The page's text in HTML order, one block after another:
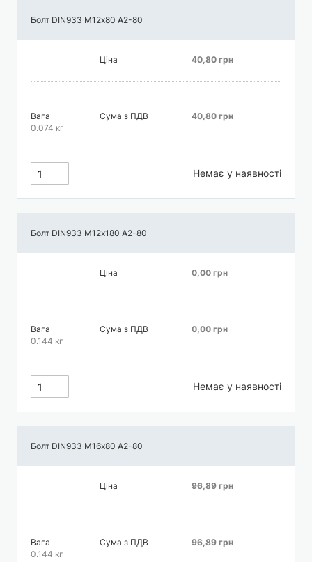
Болт DIN933 М12х80 А2-80
Ціна 40,80 грн
Вага
0.074 кг
Сума з ПДВ 40,80 грн
Немає у наявності
Болт DIN933 М12х180 А2-80
Ціна 0,00 грн
Вага
0.144 кг
Сума з ПДВ 0,00 грн
Немає у наявності
Болт DIN933 М16х80 А2-80
Ціна 96,89 грн
Вага
0.144 кг
Сума з ПДВ 96,89 грн